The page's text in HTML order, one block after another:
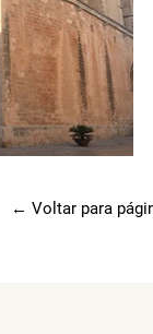
← Voltar para